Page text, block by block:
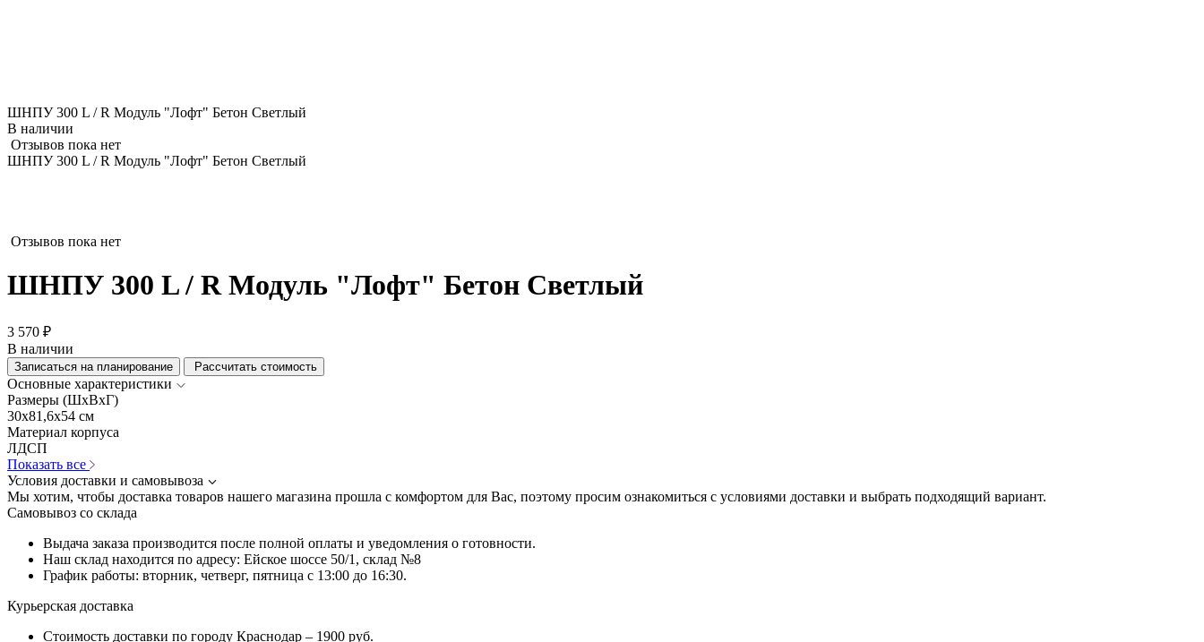
ШНПУ 300 L / R Модуль "Лофт" Бетон Светлый
В наличии
Отзывов пока нет
ШНПУ 300 L / R Модуль "Лофт" Бетон Светлый
Отзывов пока нет
ШНПУ 300 L / R Модуль "Лофт" Бетон Светлый
3 570 ₽
В наличии
Записаться на планирование Рассчитать стоимость
Основные характеристики
Размеры (ШхВхГ)
30x81,6x54 см
Материал корпуса
ЛДСП
Показать все
Условия доставки и самовывоза
Мы хотим, чтобы доставка товаров нашего магазина прошла с комфортом для Вас, поэтому просим ознакомиться с условиями доставки и выбрать подходящий вариант.
Самовывоз со склада
Выдача заказа производится после полной оплаты и уведомления о готовности.
Наш склад находится по адресу: Ейское шоссе 50/1, склад №8
График работы: вторник, четверг, пятница с 13:00 до 16:30.
Курьерская доставка
Стоимость доставки по городу Краснодар – 1900 руб.